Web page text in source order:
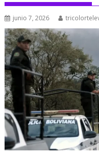
junio 7, 2026